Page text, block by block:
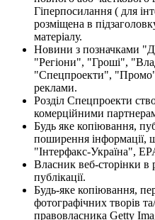
Гіперпосилання ( для
розміщена в
матеріалу.
Новини з позначками
"Регіони", "Гроші",
"Спецпроекти", "Промо"
реклами.
Розділ Спецпроекти
комерційними
Будь яке копіювання,
поширення інформації,
"Інтерфакс-Україна",
Власник веб-сторінки в
публікації.
Будь-яке копіювання,
фотографічних творів
правовласника Getty